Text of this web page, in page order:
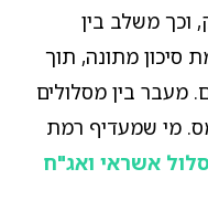
וכך משלב בין
סיכון מתונה, תוך
מעבר בין מסלולים
מי שמעדיף רמת
אשראי ואג"ח